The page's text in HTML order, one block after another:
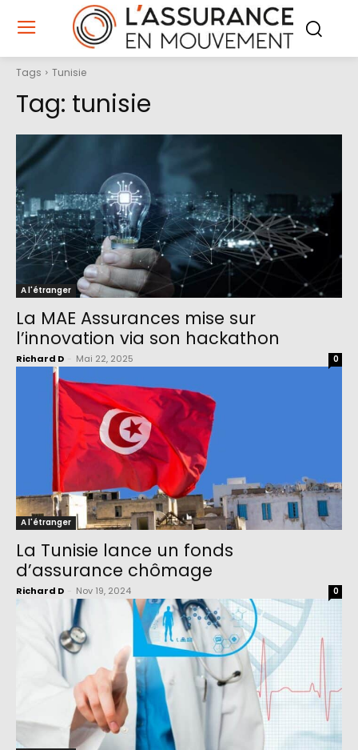
Tags Tunisie
Tag: tunisie
A l'étranger
La MAE Assurances mise sur
l’innovation via son hackathon
Richard D Mai 22, 2025 0
A l'étranger
La Tunisie lance un fonds
d’assurance chômage
Richard D Nov 19, 2024 0